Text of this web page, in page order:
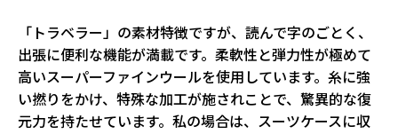
「トラベラー」の素材特徴ですが、読んで字のごとく、
出張に便利な機能が満載です。柔軟性と弾力性が極めて
高いスーパーファインウールを使用しています。糸に強
い撚りをかけ、特殊な加工が施されことで、驚異的な復
元力を持たせています。私の場合は、スーツケースに収